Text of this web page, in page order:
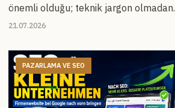
önemli olduğu; teknik jargon olmadan.
21.07.2026
PAZARLAMA VE SEO